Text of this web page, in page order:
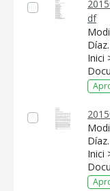
df
Díaz.
Inici
Díaz.
Inici